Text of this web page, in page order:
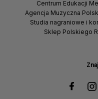
Centrum Edukacji
Agencja Muzyczna
Studia nagraniowe i
Sklep Polskiego